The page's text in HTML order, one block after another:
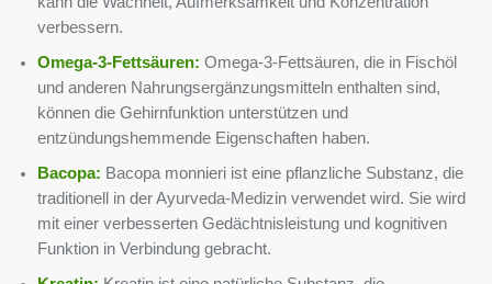
verbessern.
Omega-3-Fettsäuren: Omega-3-Fettsäuren, die in Fischöl
und anderen Nahrungsergänzungsmitteln enthalten sind,
können die Gehirnfunktion unterstützen und
entzündungshemmende Eigenschaften haben.
Bacopa: Bacopa monnieri ist eine pflanzliche Substanz, die
traditionell in der Ayurveda-Medizin verwendet wird. Sie wird
mit einer verbesserten Gedächtnisleistung und kognitiven
Funktion in Verbindung gebracht.